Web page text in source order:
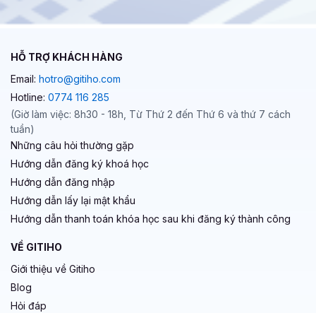
HỖ TRỢ KHÁCH HÀNG
Email: hotro@gitiho.com
Hotline: 0774 116 285
(Giờ làm việc: 8h30 - 18h, Từ Thứ 2 đến Thứ 6 và thứ 7 cách
tuần)
Những câu hỏi thường gặp
Hướng dẫn đăng ký khoá học
Hướng dẫn đăng nhập
Hướng dẫn lấy lại mật khẩu
Hướng dẫn thanh toán khóa học sau khi đăng ký thành công
VỀ GITIHO
Giới thiệu về Gitiho
Blog
Hỏi đáp